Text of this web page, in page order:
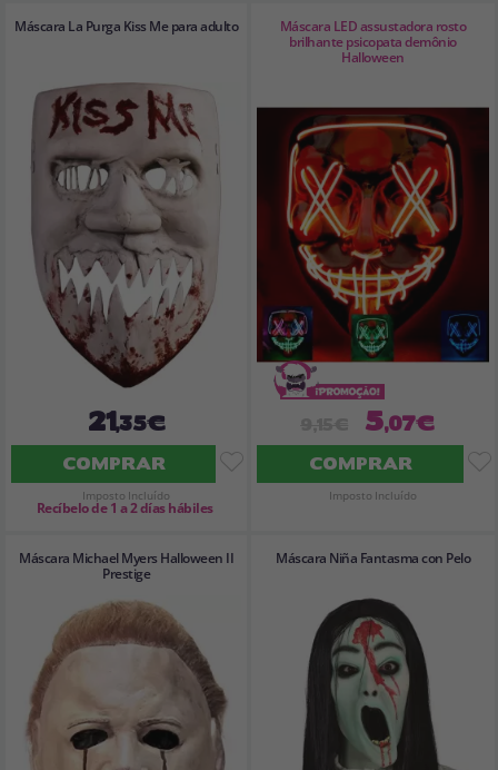
Máscara La Purga Kiss Me para adulto
21,35€
COMPRAR
Imposto Incluído
Recíbelo de 1 a 2 días hábiles
Máscara LED assustadora rosto
brilhante psicopata demônio
Halloween
5,07€
COMPRAR
Imposto Incluído
Máscara Michael Myers Halloween II
Prestige
Máscara Niña Fantasma con Pelo